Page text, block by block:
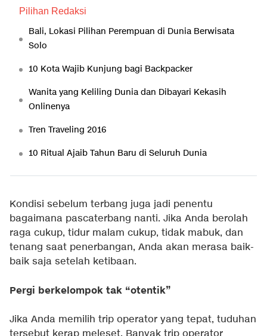
Pilihan Redaksi
Bali, Lokasi Pilihan Perempuan di Dunia Berwisata
Solo
10 Kota Wajib Kunjung bagi Backpacker
Wanita yang Keliling Dunia dan Dibayari Kekasih
Onlinenya
Tren Traveling 2016
10 Ritual Ajaib Tahun Baru di Seluruh Dunia
Kondisi sebelum terbang juga jadi penentu
bagaimana pascaterbang nanti. Jika Anda berolah
raga cukup, tidur malam cukup, tidak mabuk, dan
tenang saat penerbangan, Anda akan merasa baik-
baik saja setelah ketibaan.
Pergi berkelompok tak “otentik”
Jika Anda memilih trip operator yang tepat, tuduhan